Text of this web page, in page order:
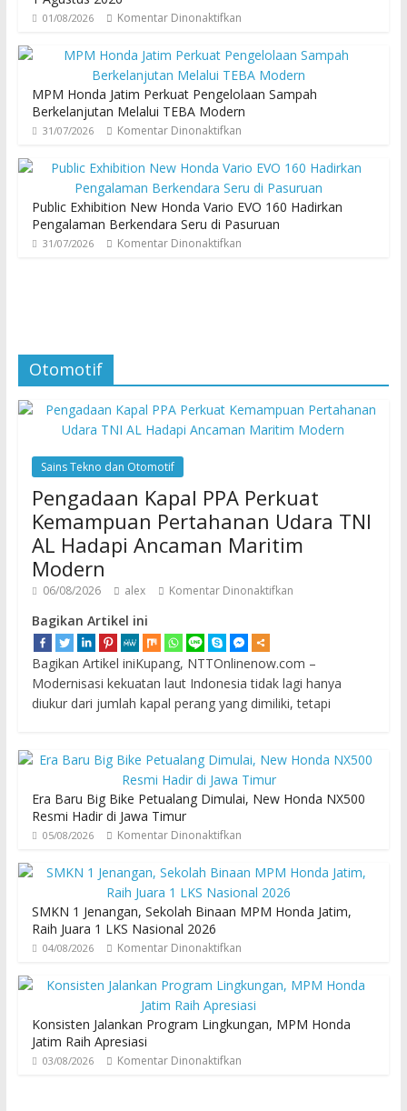
01/08/2026 Komentar Dinonaktifkan
MPM Honda Jatim Perkuat Pengelolaan Sampah
Berkelanjutan Melalui TEBA Modern
31/07/2026 Komentar Dinonaktifkan
Public Exhibition New Honda Vario EVO 160 Hadirkan
Pengalaman Berkendara Seru di Pasuruan
31/07/2026 Komentar Dinonaktifkan
Otomotif
Sains Tekno dan Otomotif
Pengadaan Kapal PPA Perkuat
Kemampuan Pertahanan Udara TNI
AL Hadapi Ancaman Maritim
Modern
06/08/2026 alex Komentar Dinonaktifkan
Bagikan Artikel ini
Bagikan Artikel iniKupang, NTTOnlinenow.com –
Modernisasi kekuatan laut Indonesia tidak lagi hanya
diukur dari jumlah kapal perang yang dimiliki, tetapi
Era Baru Big Bike Petualang Dimulai, New Honda NX500
Resmi Hadir di Jawa Timur
05/08/2026 Komentar Dinonaktifkan
SMKN 1 Jenangan, Sekolah Binaan MPM Honda Jatim,
Raih Juara 1 LKS Nasional 2026
04/08/2026 Komentar Dinonaktifkan
Konsisten Jalankan Program Lingkungan, MPM Honda
Jatim Raih Apresiasi
03/08/2026 Komentar Dinonaktifkan